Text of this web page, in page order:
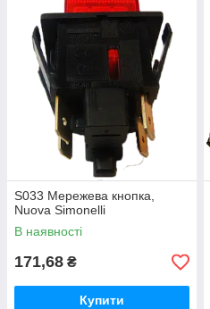
S033 Мережева кнопка,
Nuova Simonelli
В наявності
171,68 ₴
Купити